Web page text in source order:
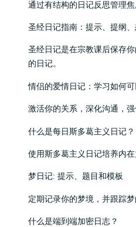
通过有结构的日记反思管理焦
圣经日记指南：提示、提纲、
圣经日记是在宗教课后保存
的日记。
情侣的爱情日记：学习如何
激活你的关系，深化沟通，强
什么是每日斯多葛主义日记？
使用斯多葛主义日记培养内在
梦日记: 提示、题目和模板
定期记录你的梦境，并跟踪梦
什么是端到端加密日志？